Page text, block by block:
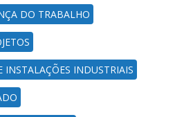
DO TRABALHO
INSTALAÇÕES INDUSTRIAIS